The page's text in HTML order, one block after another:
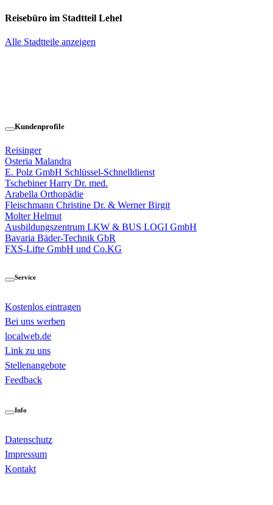
Reisebüro im Stadtteil Lehel
Alle Stadtteile anzeigen
Kundenprofile
Reisinger
Osteria Malandra
E. Polz GmbH Schlüssel-Schnelldienst
Tschebiner Harry Dr. med.
Arabella Orthopädie
Fleischmann Christine Dr. & Werner Birgit
Molter Helmut
Ausbildungszentrum LKW & BUS LOGI GmbH
Bavaria Bäder-Technik GbR
FXS-Lifte GmbH und Co.KG
Service
Kostenlos eintragen
Bei uns werben
localweb.de
Link zu uns
Stellenangebote
Feedback
Info
Datenschutz
Impressum
Kontakt